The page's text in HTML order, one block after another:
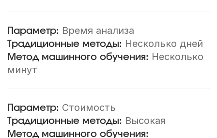
Время анализа
Несколько дней
Несколько
минут
Стоимость
Высокая